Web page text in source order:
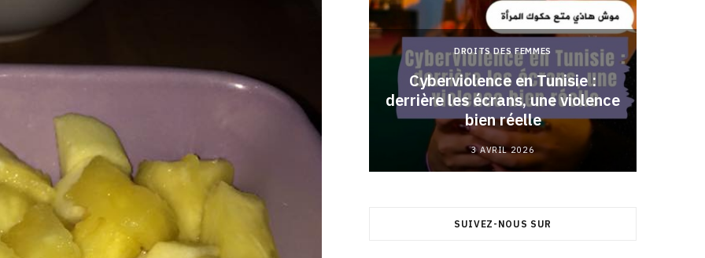
CHARGE MENTALE
Stress après le travail :
comment relâcher la pression
DROITS DES FEMMES
Cyberviolence en Tunisie :
derrière les écrans, une violence
bien réelle
3 AVRIL 2026
SUIVEZ-NOUS SUR